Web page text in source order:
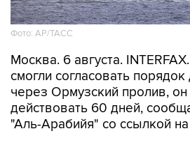
Фото: AP/ТАСС
Москва. 6 августа.
смогли согласовать
через Ормузский пролив, он
действовать 60 дней,
"Аль-Арабийя" со ссылкой на